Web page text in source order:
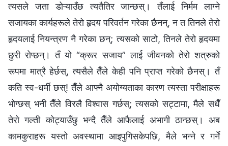
त्यसले जता डोऱ्याउँछ त्यतैतिर जान्छस्। तँलाई निर्मम लाग्‍ने
सजायका कार्यहरूले तेरो हृदय परिवर्तन गरेका छैनन्, न त तिनले तेरो
हृदयलाई नियन्त्रण नै गरेका छन्; त्यसको साटो, तिनले तेरो हृदयमा
छुरी रोप्छन्। तँ यो “क्रूर सजाय” लाई जीवनको तेरो शत्रुको
रूपमा मात्रै हेर्छस्, त्यसैले तैँले केही पनि प्राप्त गरेको छैनस्। तँ
कति स्व-धर्मी छस्! तैँले आफ्नै अयोग्यताका कारण त्यस्ता परीक्षाहरू
भोग्छस् भनी तैँले विरलै विश्‍वास गर्छस्; त्यसको सट्टामा, मैले सधैँ
तेरो गल्ती कोट्याउँछु भन्दै तैँले आफैलाई अभागी ठान्छस्। अब
कामकुराहरू यस्तो अवस्थामा आइपुगिसकेपछि, मैले भन्‍ने र गर्ने